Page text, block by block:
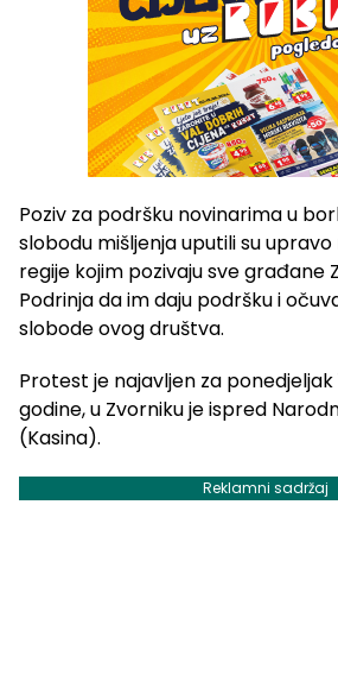
Poziv za podršku novinarima u
slobodu mišljenja uputili su
regije kojim pozivaju sve građane
Podrinja da im daju podršku i
slobode ovog društva.
Protest je najavljen za ponedjeljak
godine, u Zvorniku je ispred
(Kasina).
Reklamni sadržaj